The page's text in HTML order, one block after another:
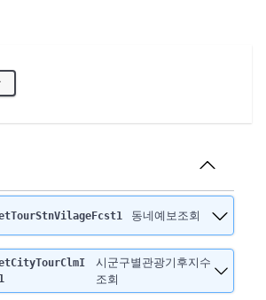
동네예보조회
시군구별관광기후지수
조회